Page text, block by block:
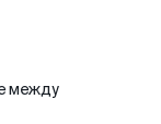
между